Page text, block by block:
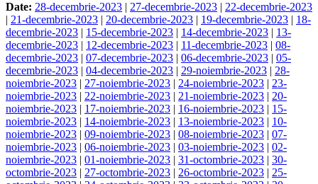
Date: 28-decembrie-2023 | 27-decembrie-2023 | 22-decembrie-2023
| 21-decembrie-2023 | 20-decembrie-2023 | 19-decembrie-2023 | 18-
decembrie-2023 | 15-decembrie-2023 | 14-decembrie-2023 | 13-
decembrie-2023 | 12-decembrie-2023 | 11-decembrie-2023 | 08-
decembrie-2023 | 07-decembrie-2023 | 06-decembrie-2023 | 05-
decembrie-2023 | 04-decembrie-2023 | 29-noiembrie-2023 | 28-
noiembrie-2023 | 27-noiembrie-2023 | 24-noiembrie-2023 | 23-
noiembrie-2023 | 22-noiembrie-2023 | 21-noiembrie-2023 | 20-
noiembrie-2023 | 17-noiembrie-2023 | 16-noiembrie-2023 | 15-
noiembrie-2023 | 14-noiembrie-2023 | 13-noiembrie-2023 | 10-
noiembrie-2023 | 09-noiembrie-2023 | 08-noiembrie-2023 | 07-
noiembrie-2023 | 06-noiembrie-2023 | 03-noiembrie-2023 | 02-
noiembrie-2023 | 01-noiembrie-2023 | 31-octombrie-2023 | 30-
octombrie-2023 | 27-octombrie-2023 | 26-octombrie-2023 | 25-